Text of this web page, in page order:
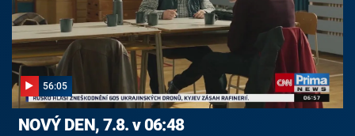
56:05
NOVÝ DEN, 7.8. v 06:48